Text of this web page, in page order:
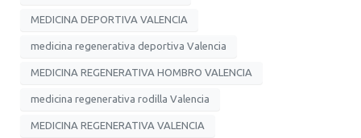
MEDICINA DEPORTIVA VALENCIA
medicina regenerativa deportiva Valencia
MEDICINA REGENERATIVA HOMBRO VALENCIA
medicina regenerativa rodilla Valencia
MEDICINA REGENERATIVA VALENCIA